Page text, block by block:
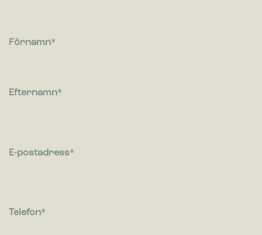
relevanta och engagerande för enskilda användare, och
Förnamn
Efternamn
E-postadress
Telefon